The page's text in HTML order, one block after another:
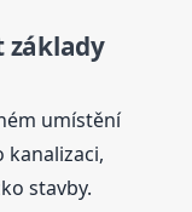
základy
umístění
kanalizaci,
stavby.